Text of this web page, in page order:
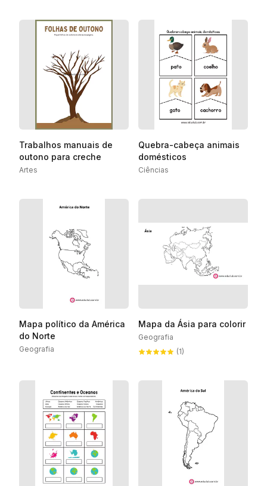
Trabalhos manuais de
outono para creche
Artes
Quebra-cabeça animais
domésticos
Ciências
Mapa político da América
do Norte
Geografia
Mapa da Ásia para colorir
Geografia
(1)